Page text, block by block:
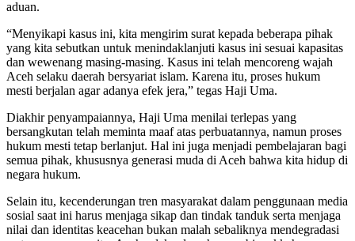
aduan.
“Menyikapi kasus ini, kita mengirim surat kepada beberapa pihak
yang kita sebutkan untuk menindaklanjuti kasus ini sesuai kapasitas
dan wewenang masing-masing. Kasus ini telah mencoreng wajah
Aceh selaku daerah bersyariat islam. Karena itu, proses hukum
mesti berjalan agar adanya efek jera,” tegas Haji Uma.
Diakhir penyampaiannya, Haji Uma menilai terlepas yang
bersangkutan telah meminta maaf atas perbuatannya, namun proses
hukum mesti tetap berlanjut. Hal ini juga menjadi pembelajaran bagi
semua pihak, khususnya generasi muda di Aceh bahwa kita hidup di
negara hukum.
Selain itu, kecenderungan tren masyarakat dalam penggunaan media
sosial saat ini harus menjaga sikap dan tindak tanduk serta menjaga
nilai dan identitas keacehan bukan malah sebaliknya mendegradasi